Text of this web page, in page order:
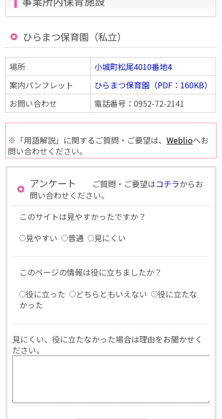
ひらまつ保育園（私立）
場所
小城町松尾4010番地4
案内パンフレット
ひらまつ保育園（PDF：160KB）
お問い合わせ
電話番号：0952-72-2141
※「用語解説」に関するご質問・ご要望は、Weblioへお
問い合わせください。
アンケート ご質問・ご要望はコチラからお
問い合わせください。
このサイトは見やすかったですか？
見やすい
普通 見にくい
このページの情報は役に立ちましたか？
役に立った
どちらともいえない
役に立たな
かった
見にくい、役に立たなかった場合は理由をお聞かせく
ださい。